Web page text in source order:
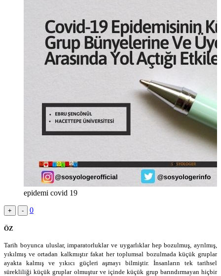
epidemi covid 19
+ - 0
ÖZ
Tarih boyunca uluslar, imparatorluklar ve uygarlıklar hep bozulmuş, ayrılmış,
yıkılmış ve ortadan kalkmıştır fakat her toplumsal bozulmada küçük gruplar
ayakta kalmış ve yıkıcı güçleri aşmayı bilmiştir. İnsanların tek tarihsel
sürekliliği küçük gruplar olmuştur ve içinde küçük grup barındırmayan hiçbir